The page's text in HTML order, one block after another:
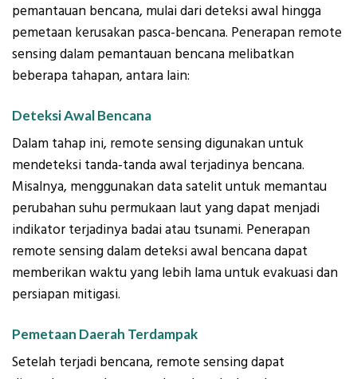
pemantauan bencana, mulai dari deteksi awal hingga
pemetaan kerusakan pasca-bencana. Penerapan remote
sensing dalam pemantauan bencana melibatkan
beberapa tahapan, antara lain:
Deteksi Awal Bencana
Dalam tahap ini, remote sensing digunakan untuk
mendeteksi tanda-tanda awal terjadinya bencana.
Misalnya, menggunakan data satelit untuk memantau
perubahan suhu permukaan laut yang dapat menjadi
indikator terjadinya badai atau tsunami. Penerapan
remote sensing dalam deteksi awal bencana dapat
memberikan waktu yang lebih lama untuk evakuasi dan
persiapan mitigasi.
Pemetaan Daerah Terdampak
Setelah terjadi bencana, remote sensing dapat